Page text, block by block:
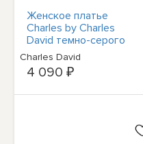
Женское платье
Charles by Charles
David темно-серого
цвета с
непостоянными
украшениями, 8,5 М
Charles David
4 090 ₽